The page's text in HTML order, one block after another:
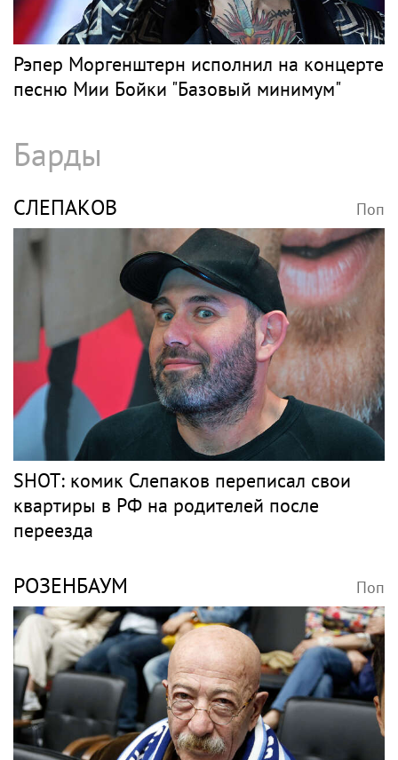
Рэпер Моргенштерн исполнил на концерте
песню Мии Бойки "Базовый минимум"
Барды
СЛЕПАКОВ Поп
SHOT: комик Слепаков переписал свои
квартиры в РФ на родителей после
переезда
РОЗЕНБАУМ Поп